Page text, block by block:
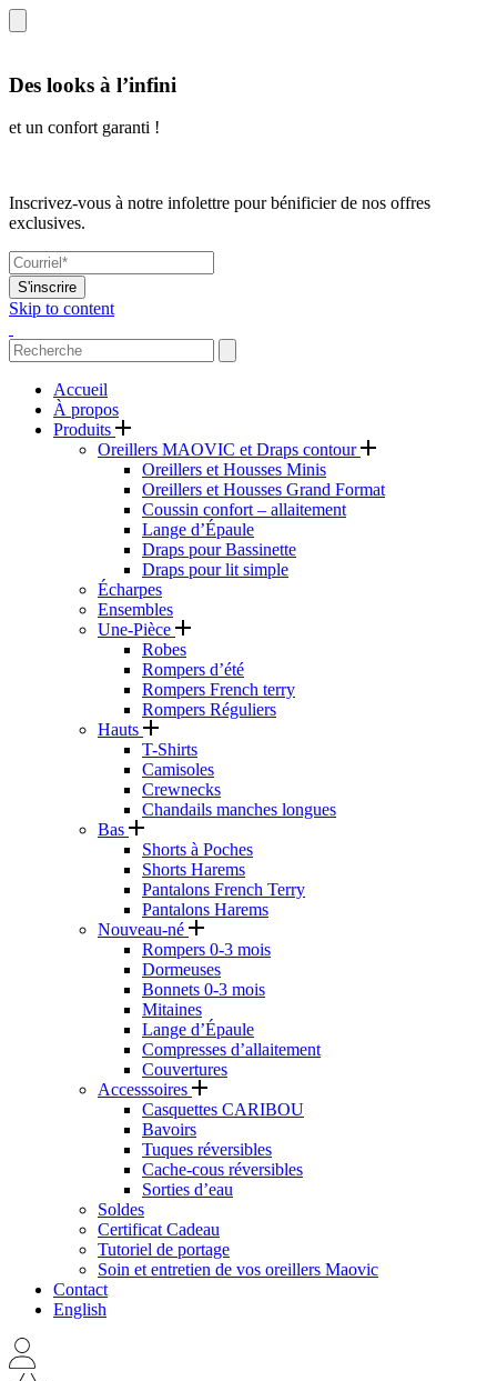
Des looks à l’infini
et un confort garanti !
Inscrivez-vous à notre infolettre pour bénificier de nos offres
exclusives.
S'inscrire
Skip to content
Accueil
À propos
Produits
Oreillers MAOVIC et Draps contour
Oreillers et Housses Minis
Oreillers et Housses Grand Format
Coussin confort – allaitement
Lange d’Épaule
Draps pour Bassinette
Draps pour lit simple
Écharpes
Ensembles
Une-Pièce
Robes
Rompers d’été
Rompers French terry
Rompers Réguliers
Hauts
T-Shirts
Camisoles
Crewnecks
Chandails manches longues
Bas
Shorts à Poches
Shorts Harems
Pantalons French Terry
Pantalons Harems
Nouveau-né
Rompers 0-3 mois
Dormeuses
Bonnets 0-3 mois
Mitaines
Lange d’Épaule
Compresses d’allaitement
Couvertures
Accesssoires
Casquettes CARIBOU
Bavoirs
Tuques réversibles
Cache-cous réversibles
Sorties d’eau
Soldes
Certificat Cadeau
Tutoriel de portage
Soin et entretien de vos oreillers Maovic
Contact
English